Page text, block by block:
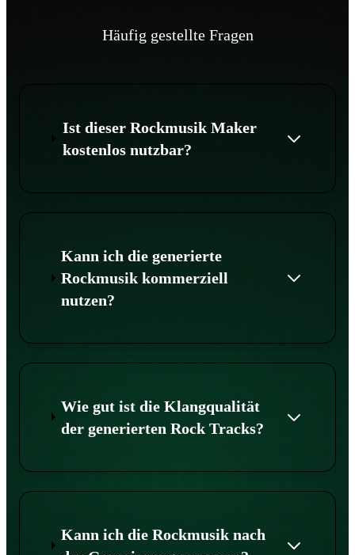
Häufig gestellte Fragen
Ist dieser Rockmusik Maker
kostenlos nutzbar?
Kann ich die generierte
Rockmusik kommerziell
nutzen?
Wie gut ist die Klangqualität
der generierten Rock Tracks?
Kann ich die Rockmusik nach